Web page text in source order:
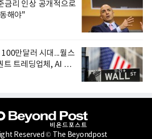
금리 인상 공개적으로
해야"
만달러 시대...월스
트 트레딩업체, AI 기
Reserved © The Beyondpost